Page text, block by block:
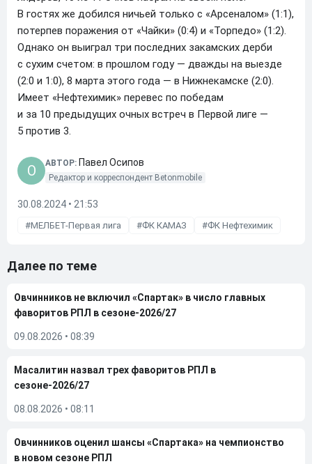
В гостях же добился ничьей только с «Арсеналом» (1:1),
потерпев поражения от «Чайки» (0:4) и «Торпедо» (1:2).
Однако он выиграл три последних закамских дерби
с сухим счетом: в прошлом году — дважды на выезде
(2:0 и 1:0), 8 марта этого года — в Нижнекамске (2:0).
Имеет «Нефтехимик» перевес по победам
и за 10 предыдущих очных встреч в Первой лиге —
5 против 3.
O АВТОР: Павел Осипов
Редактор и корреспондент Betonmobile
30.08.2024 • 21:53
МЕЛБЕТ-Первая лига ФК КАМАЗ ФК Нефтехимик
Далее по теме
Овчинников не включил «Спартак» в число главных
фаворитов РПЛ в сезоне-2026/27
09.08.2026 • 08:39
Масалитин назвал трех фаворитов РПЛ в
сезоне-2026/27
08.08.2026 • 08:11
Овчинников оценил шансы «Спартака» на чемпионство
в новом сезоне РПЛ